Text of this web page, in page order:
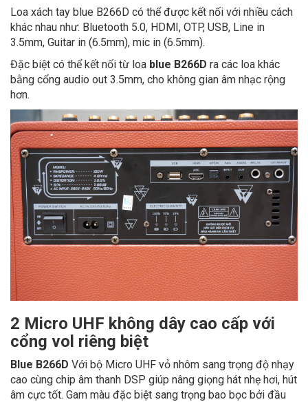
Loa xách tay blue B266D có thể được kết nối với nhiều cách
khác nhau như: Bluetooth 5.0, HDMI, OTP, USB, Line in
3.5mm, Guitar in (6.5mm), mic in (6.5mm).
Đặc biệt có thể kết nối từ loa blue B266D ra các loa khác
bằng cổng audio out 3.5mm, cho không gian âm nhạc rộng
hơn.
2 Micro UHF không dây cao cấp với
cổng vol riêng biệt
Blue B266D Với bộ Micro UHF vỏ nhôm sang trọng độ nhạy
cao cùng chip âm thanh DSP giúp nâng giọng hát nhẹ hơi, hút
âm cực tốt. Gam màu đặc biệt sang trọng bao bọc bởi đầu